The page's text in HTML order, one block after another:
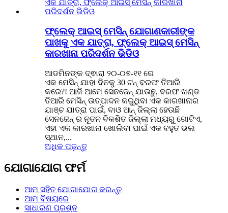
ଫ୍ଲେକ୍ ଆଇସ୍ ମେସିନ୍ ଯୋଗାଣକାରୀଙ୍କ
ପାଖକୁ ଏକ ଯାତ୍ରା, ଫ୍ଲେକ୍ ଆଇସ୍ ମେସିନ୍
କାରଖାନା ପରିଦର୍ଶନ ଭିଡିଓ
ଆଡମିନଙ୍କ ଦ୍ଵାରା ୨୦-୦୭-୧୧ ରେ
ଏକ ମେସିନ୍ ଯାହା ଦିନକୁ 30 ଟନ୍ ବରଫ ତିଆରି
କରେ?! ଆଜି ଆମେ ସେନଜେନ୍ ଯାଉଛୁ, ବରଫ ଖଣ୍ଡ
ତିଆରି ମେସିନ୍ ଉତ୍ପାଦନ କରୁଥିବା ଏକ କାରଖାନାର
ଯାଞ୍ଚ ଯାତ୍ରା ପାଇଁ, ବାଓ ଆନ୍ ଜିଲ୍ଲା ହେଉଛି
ସେନଜେନ୍ ର ନୂତନ ବିକଶିତ ଜିଲ୍ଲା ମଧ୍ୟରୁ ଗୋଟିଏ,
ଏହା ଏକ କାରଖାନା ଖୋଲିବା ପାଇଁ ଏକ ବହୁତ ଭଲ
ସ୍ଥାନ,...
ଅଧିକ ପଢ଼ନ୍ତୁ
ଯୋଗାଯୋଗ ଫର୍ମ
ଆମ ସହିତ ଯୋଗାଯୋଗ କରନ୍ତୁ
ଆମ ବିଷୟରେ
ସାଧାରଣ ପ୍ରଶ୍ନ